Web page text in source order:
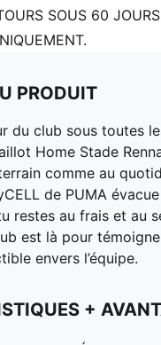
SOUS 60
PRODUIT
du club sous toutes
Home Stade
comme au
de PUMA
restes au frais et au
est là pour
envers l’équipe.
+